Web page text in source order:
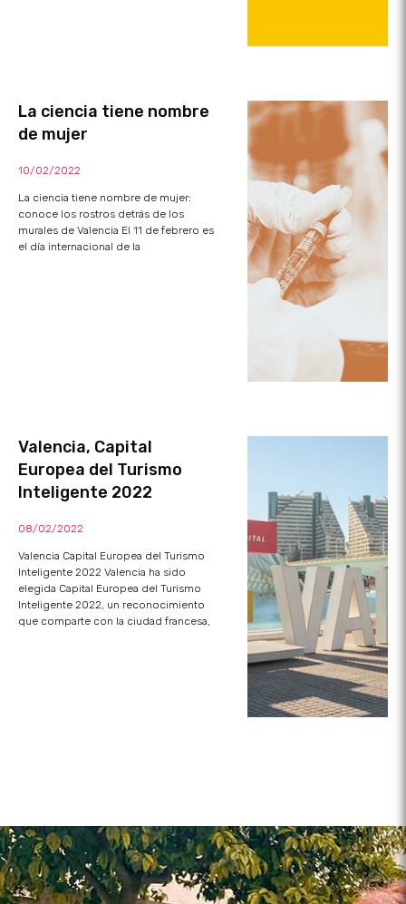
La ciencia tiene nombre
de mujer
10/02/2022
La ciencia tiene nombre de mujer:
conoce los rostros detrás de los
murales de Valencia El 11 de febrero es
el día internacional de la
Valencia, Capital
Europea del Turismo
Inteligente 2022
08/02/2022
Valencia Capital Europea del Turismo
Inteligente 2022 Valencia ha sido
elegida Capital Europea del Turismo
Inteligente 2022, un reconocimiento
que comparte con la ciudad francesa,